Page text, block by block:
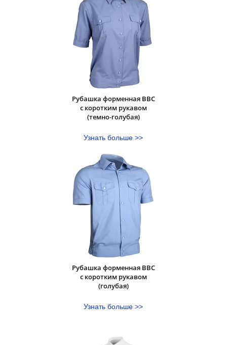
Рубашка форменная ВВС
с коротким рукавом
(темно-голубая)
Узнать больше >>
Рубашка форменная ВВС
с коротким рукавом
(голубая)
Узнать больше >>